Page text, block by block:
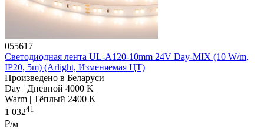
055617
Светодиодная лента UL-A120-10mm 24V Day-MIX (10 W/m,
IP20, 5m) (Arlight, Изменяемая ЦТ)
Произведено в Беларуси
Day | Дневной 4000 K
Warm | Тёплый 2400 K
1 03241
₽/м